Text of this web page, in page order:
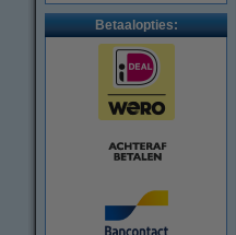
Betaalopties: